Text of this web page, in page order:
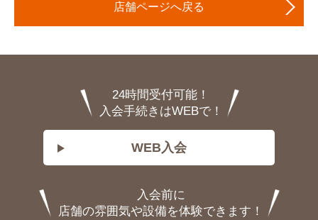
店舗ページへ戻る
24時間受付可能！
入会手続きはWEBで！
WEB入会
入会前に
店舗の雰囲気や設備を体験できます！